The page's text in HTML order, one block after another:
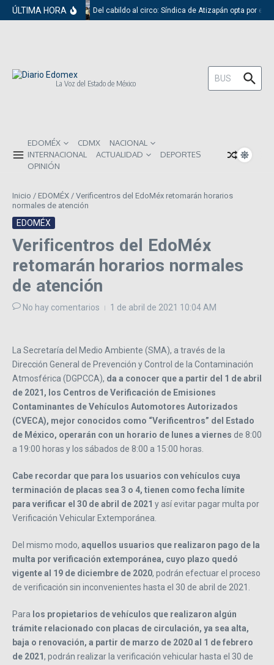
Saltar al contenido
ÚLTIMA HORA Del cabildo al circo: Síndica de Atizapán opta por el
La Voz del Estado de México
Buscar:
EDOMÉX CDMX
NACIONAL
INTERNACIONAL
ACTUALIDAD
DEPORTES
OPINIÓN
Inicio / EDOMÉX / Verificentros del EdoMéx retomarán horarios
normales de atención
EDOMÉX
Verificentros del EdoMéx
retomarán horarios normales
de atención
No hay comentarios 1 de abril de 2021 10:04 AM
La Secretaría del Medio Ambiente (SMA), a través de la
Dirección General de Prevención y Control de la Contaminación
Atmosférica (DGPCCA), da a conocer que a partir del 1 de abril
de 2021, los Centros de Verificación de Emisiones
Contaminantes de Vehículos Automotores Autorizados
(CVECA), mejor conocidos como “Verificentros” del Estado
de México, operarán con un horario de lunes a viernes de 8:00
a 19:00 horas y los sábados de 8:00 a 15:00 horas.
Cabe recordar que para los usuarios con vehículos cuya
terminación de placas sea 3 o 4, tienen como fecha límite
para verificar el 30 de abril de 2021 y así evitar pagar multa por
Verificación Vehicular Extemporánea.
Del mismo modo, aquellos usuarios que realizaron pago de la
multa por verificación extemporánea, cuyo plazo quedó
vigente al 19 de diciembre de 2020, podrán efectuar el proceso
de verificación sin inconvenientes hasta el 30 de abril de 2021.
Para los propietarios de vehículos que realizaron algún
trámite relacionado con placas de circulación, ya sea alta,
baja o renovación, a partir de marzo de 2020 al 1 de febrero
de 2021, podrán realizar la verificación vehicular hasta el 30 de